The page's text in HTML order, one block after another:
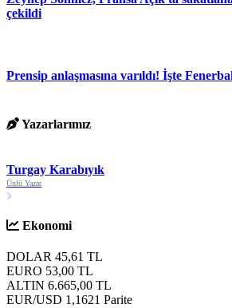
çekildi
Prensip anlaşmasına varıldı! İşte
Yazarlarımız
Turgay Karabıyık
Ünlü Yazar
Ekonomi
DOLAR 45,61 TL
EURO 53,00 TL
ALTIN 6.665,00 TL
EUR/USD 1,1621 Parite